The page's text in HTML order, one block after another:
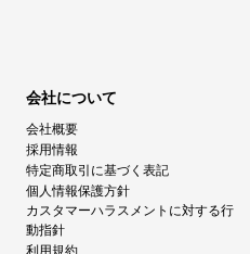
会社について
会社概要
採用情報
特定商取引に基づく表記
個人情報保護方針
カスタマーハラスメントに対する行
動指針
利用規約